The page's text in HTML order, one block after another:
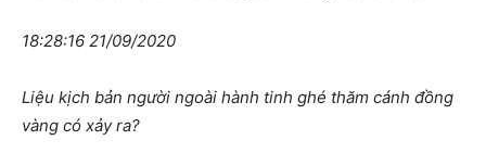
18:28:16 21/09/2020
Liệu kịch bản người ngoài hành tinh ghé thăm cánh đồng
vàng có xảy ra?